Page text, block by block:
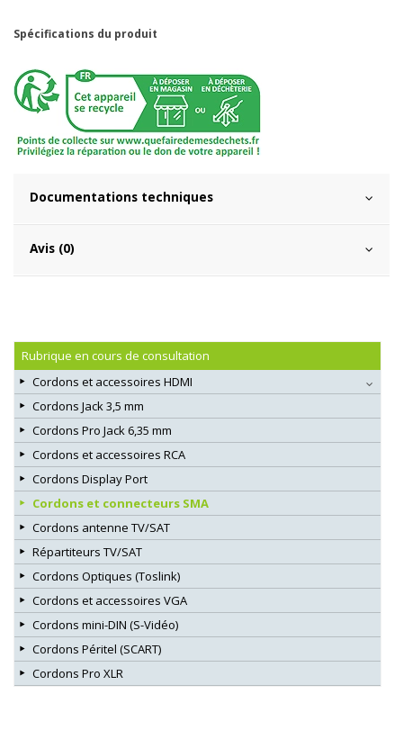
Spécifications du produit
Documentations techniques
Avis (0)
Rubrique en cours de consultation
Cordons et accessoires HDMI
Cordons Jack 3,5 mm
Cordons Pro Jack 6,35 mm
Cordons et accessoires RCA
Cordons Display Port
Cordons et connecteurs SMA
Cordons antenne TV/SAT
Répartiteurs TV/SAT
Cordons Optiques (Toslink)
Cordons et accessoires VGA
Cordons mini-DIN (S-Vidéo)
Cordons Péritel (SCART)
Cordons Pro XLR